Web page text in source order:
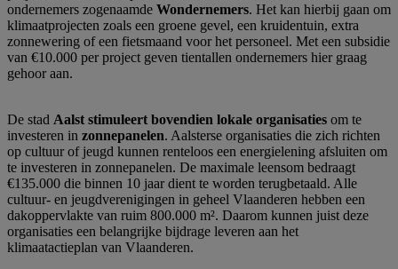
ondernemers zogenaamde Wondernemers. Het kan hierbij gaan om
klimaatprojecten zoals een groene gevel, een kruidentuin, extra
zonnewering of een fietsmaand voor het personeel. Met een subsidie
van €10.000 per project geven tientallen ondernemers hier graag
gehoor aan.
De stad Aalst stimuleert bovendien lokale organisaties om te
investeren in zonnepanelen. Aalsterse organisaties die zich richten
op cultuur of jeugd kunnen renteloos een energielening afsluiten om
te investeren in zonnepanelen. De maximale leensom bedraagt
€135.000 die binnen 10 jaar dient te worden terugbetaald. Alle
cultuur- en jeugdverenigingen in geheel Vlaanderen hebben een
dakoppervlakte van ruim 800.000 m². Daarom kunnen juist deze
organisaties een belangrijke bijdrage leveren aan het
klimaatactieplan van Vlaanderen.